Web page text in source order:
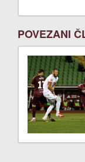
POVEZANI